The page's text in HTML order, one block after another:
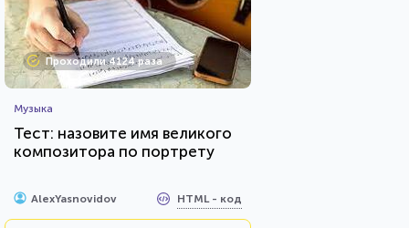
Проходили 4124 раза
Музыка
Тест: назовите имя великого
композитора по портрету
AlexYasnovidov HTML - код